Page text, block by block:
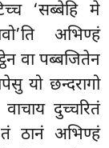
‘सब्बेहि मे
अभिण्हं
वा पब्बजितेन
यो छन्दरागो
दुच्चरितं
तं ठानं अभिण्हं